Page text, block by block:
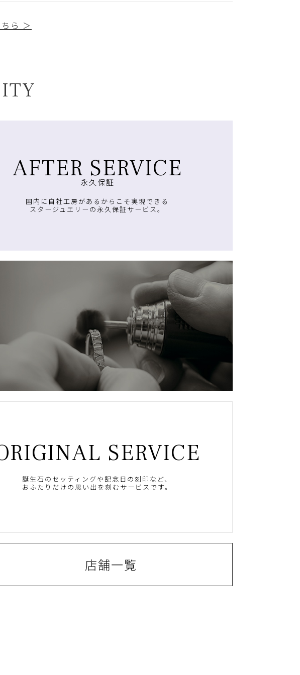
ちら ＞
AFTER SERVICE
永久保証
国内に自社工房があるからこそ実現できる
スタージュエリーの永久保証サービス。
SERVICE
誕生石のセッティングや記念日の刻印など、
おふたりだけの思い出を刻むサービスです。
店舗一覧